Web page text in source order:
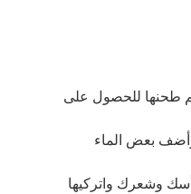
طحنها للحصول على
بعض الماء
وشعرك واتركيها